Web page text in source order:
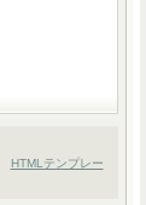
HTMLテンプレー